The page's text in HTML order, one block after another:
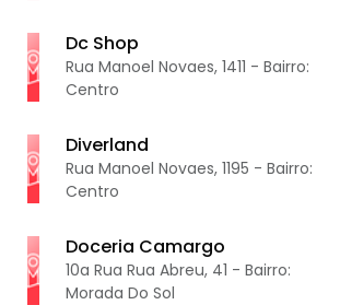
Dc Shop
Rua Manoel Novaes, 1411 - Bairro:
Centro
Diverland
Rua Manoel Novaes, 1195 - Bairro:
Centro
Doceria Camargo
10a Rua Rua Abreu, 41 - Bairro:
Morada Do Sol